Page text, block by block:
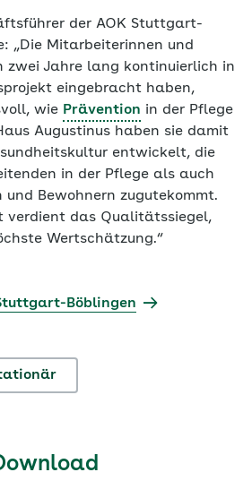
der AOK Stuttgart-
„Die Mitarbeiterinnen und
zwei Jahre lang kontinuierlich in
eingebracht haben,
wie Prävention in der Pflege
Augustinus haben sie damit
entwickelt, die
in der Pflege als auch
und Bewohnern zugutekommt.
verdient das Qualitätssiegel,
Wertschätzung.“
Böblingen